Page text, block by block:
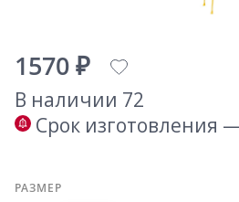
1570 ₽
В наличии 72
Срок изготовления
РАЗМЕР